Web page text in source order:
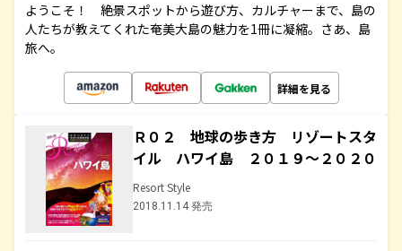
ようこそ！ 絶景スポットから遊び方、カルチャーまで、島の
人たちが教えてくれた奄美大島の魅力を1冊に凝縮。さあ、島
旅へ。
詳細を見る
Ｒ０２ 地球の歩き方 リゾートスタ
イル ハワイ島 ２０１９～２０２０
Resort Style
2018.11.14 発売